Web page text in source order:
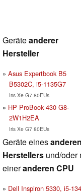
Geräteanderer
Hersteller
Asus Expertbook B5
B5302C, i5-1135G7
Iris Xe G7 80EUs
HP ProBook 430 G8-
2W1H2EA
Iris Xe G7 80EUs
Geräte einesanderen
Herstellers und/oder
eineranderen CPU
Dell Inspiron 5330, i5-